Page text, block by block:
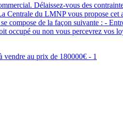
Délaissez-vous des
Centrale du LMNP vous propose
compose de la façon suivante : -
ou non vous percevrez vos